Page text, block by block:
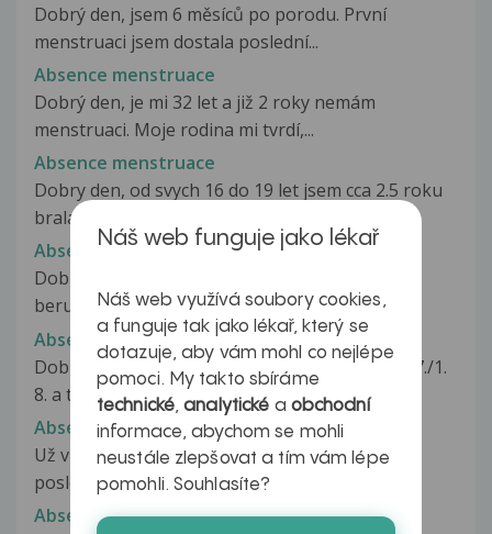
Dobrý den, jsem 6 měsíců po porodu. První
menstruaci jsem dostala poslední...
Absence menstruace
Dobrý den, je mi 32 let a již 2 roky nemám
menstruaci. Moje rodina mi tvrdí,...
Absence menstruace
Dobry den, od svych 16 do 19 let jsem cca 2.5 roku
brala hormonalni antikoncepci...
Absence menstruace
Dobrý den, je mi 25 let, beru od 14 let HA. Vždy
beru 3 plata a poté mám menstruaci....
Absence menstruace
Dobrý den, poslední menstruace mi začala 31. 7./1.
8. a trvala zhruba ty 4-5...
Absence menstruace
Už víc jak 3 roky nemam menses a beru prášky
poslední rok jsem nabrala hodně...
Absence menstruace
Náš web funguje jako lékař
Náš web využívá soubory cookies,
a funguje tak jako lékař, který se
dotazuje, aby vám mohl co nejlépe
pomoci. My takto sbíráme
technické,analytické a obchodní
informace, abychom se mohli
neustále zlepšovat a tím vám lépe
pomohli. Souhlasíte?